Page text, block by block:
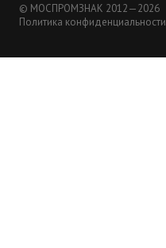
© МОСПРОМЗНАК 2012—2026
Политика конфиденциальности